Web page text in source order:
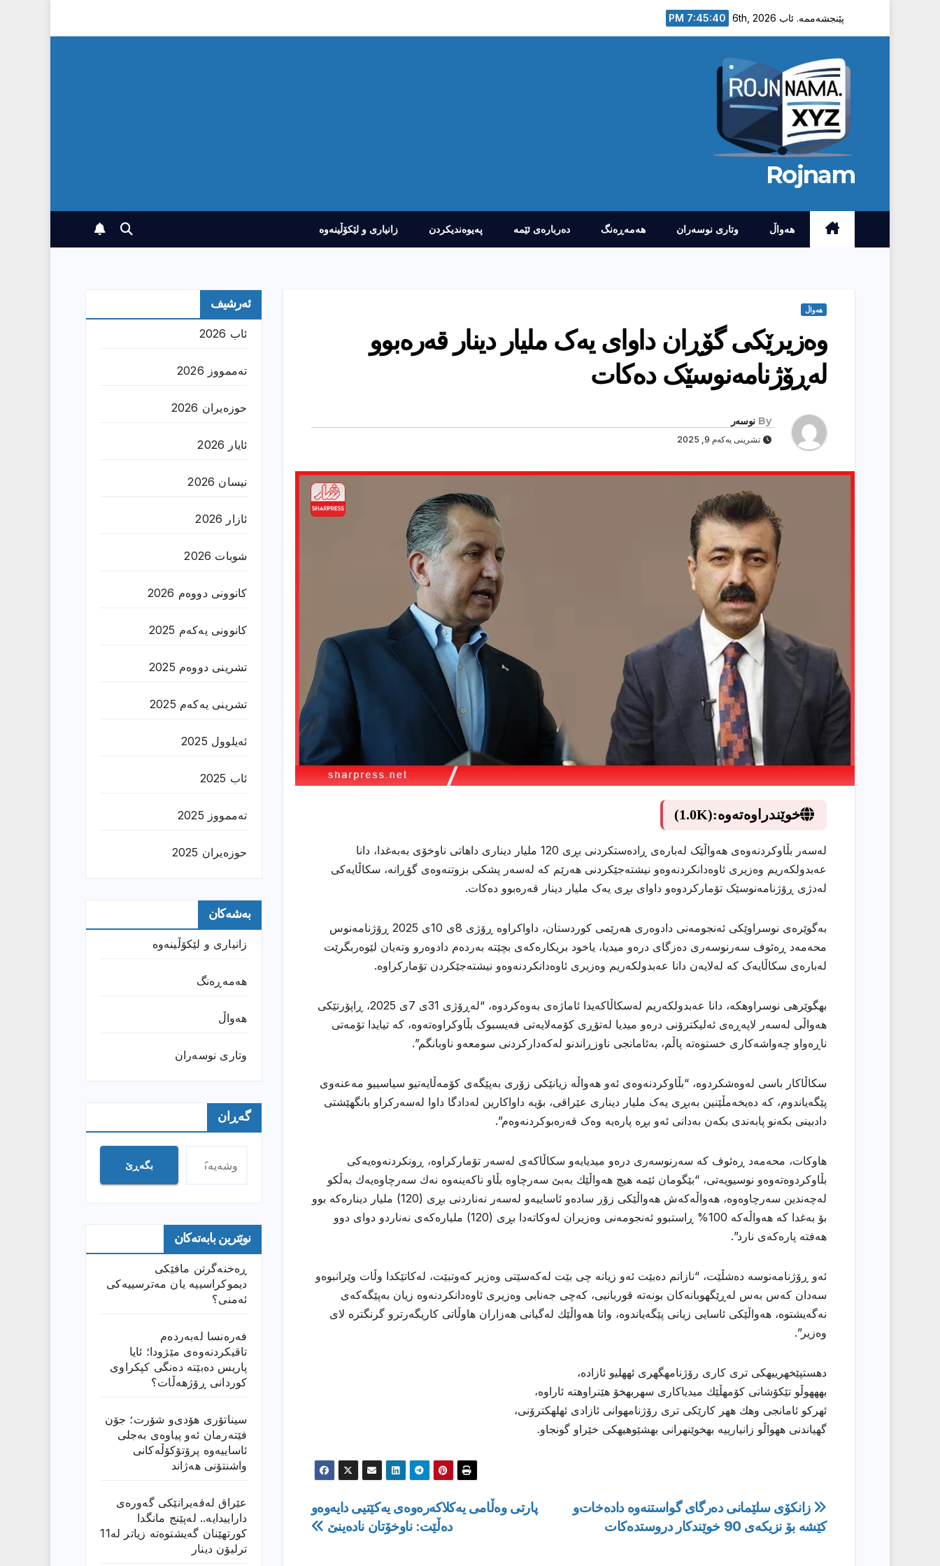
پێنجشەممە. ئاب 6th, 2026 7:45:41 PM
Rojnam
هەواڵ وتارى نوسەران هەمەڕەنگ دەربارەى ئێمە پەیوەندیکردن زانیارى و لێکۆڵینەوە
هەواڵ
وەزیرێکی گۆڕان داوای یەک ملیار دینار قەرەبوو
لەڕۆژنامەنوسێک دەکات
By نوسەر
تشرینی یەکەم 9, 2025
خوێندراوەتەوە:(1.0K)
لەسەر بڵاوکردنەوەی هەواڵێک لەبارەی ڕادەستکردنی بڕی 120 ملیار دیناری داهاتی ناوخۆی بەبەغدا، دانا
عەبدولکەریم وەزیری ئاوەدانکردنەوەو نیشتەجێکردنی هەرێم کە لەسەر پشکی بزوتنەوەی گۆڕانە، سکاڵایەکی
لەدژی ڕۆژنامەنوسێک تۆمارکردوەو داوای بڕی یەک ملیار دینار قەرەبوو دەکات.
بەگوێرەی نوسراوێکی ئەنجومەنی دادوەری هەرێمی کوردستان، داواکراوە ڕۆژی 8ی 10ی 2025 ڕۆژنامەنوس
محەمەد ڕەئوف سەرنوسەری دەزگای درەو میدیا، یاخود بریکارەکەی بچێتە بەردەم دادوەرو وتەیان لێوەربگرێت
لەبارەی سکاڵایەک کە لەلایەن دانا عەبدولکەریم وەزیری ئاوەدانکردنەوەو نیشتەجێکردن تۆمارکراوە.
بهگوێرهى نوسراوهكه، دانا عەبدولکەریم لەسکاڵاکەیدا ئاماژەی بەوەکردوە، “لەڕۆژى 31ى 7ی 2025، ڕاپۆرتێکی
هەواڵی لەسەر لاپەڕەی ئەلیکترۆنی درەو میدیا لەتۆڕی کۆمەلایەتی فەیسبوک بڵاوکراوەتەوە، کە تیایدا تۆمەتی
ناڕەواو چەواشەکاری خستوەتە پاڵم، بەئامانجی ناوزڕاندنو لەکەدارکردنی سومعەو ناوبانگم”.
سکاڵاكار باسی لەوەشکردوە، “بڵاوکردنەوەی ئەو هەواڵە زیانێکی زۆری بەپێگەی کۆمەڵایەتیو سیاسییو مەعنەوی
پێگەیاندوم، کە دەیخەمڵێنین بەبڕی یەک ملیار دیناری عێراقی، بۆیە داواکارین لەدادگا داوا لەسەرکراو بانگهێشتی
دادبینی بکەنو پابەندی بکەن بەدانی ئەو بڕە پارەیە وەک قەرەبوکردنەوەم”.
هاوکات، محەمەد ڕەئوف کە سەرنوسەری درەو میدیایەو سکاڵاکەی لەسەر تۆمارکراوە، ڕونکردنەوەیەکی
بڵاوکردوەتەوەو نوسیویەتی، “بێگومان ئێمە هیچ هەواڵێك بەبێ سەرچاوە بڵاو ناكەینەوە نەك سەرچاوەیەك بەڵكو
لەچەندین سەرچاوەوە، هەواڵەكەش هەواڵێكی زۆر سادەو ئاساییەو لەسەر نەناردنی بڕی (120) ملیار دینارەكە بوو
بۆ بەغدا كە هەواڵەكە 100% ڕاستبوو ئەنجومەنی وەزیران لەوكاتەدا بڕی (120) ملیارەكەی نەناردو دوای دوو
هەفتە پارەكەی نارد”.
ئەو ڕۆژنامەنوسە دەشڵێت، “نازانم دەبێت ئەو زیانە چی بێت لەكەسێتی وەزیر كەوتبێت، لەكاتێكدا وڵات وێرانبوەو
سەدان كەس بەس لەڕێگهوبانەكان بونەتە قوربانیی، كەچی جەنابی وەزیری ئاوەدانكردنەوە زیان بەپێگەكەی
نەگەیشتوە، هەواڵێكی ئاسایی زیانی پێگەیاندوە، واتا هەواڵێك لەگیانی هەزاران هاوڵاتی كاریگەرترو گرنگترە لای
وەزیر”.
دهستپێخهرییهكی تری كاری رۆژنامهگهری ئههلیو ئازاده،
بهههوڵو تێكۆشانی كۆمهڵێك میدیاكاری سهربهخۆ هێنراوهته ئاراوه،
ئهركو ئامانجی وهك ههر كارێكی تری رۆژنامهوانی ئازادی ئهلهكترۆنی،
گهیاندنی ههواڵو زانیارییه بهخوێنهرانی بهشێوهیهكی خێراو گونجاو.
ڕێدۆزیی
بابەت
پارتى وه‌ڵامى یه‌كلاكه‌ره‌وه‌ى یه‌كێتیى دایه‌وه‌و
ده‌ڵێت: ناوخۆتان ناده‌ینێ
زانكۆى سلێمانى ده‌رگاى گواستنه‌وه‌ داده‌خات‌و
كێشه‌ بۆ نزیكه‌ى 90 خوێندكار دروستده‌كات
ئەرشیف
ئاب 2026
تەممووز 2026
حوزه‌یران 2026
ئایار 2026
نیسان 2026
ئازار 2026
شوبات 2026
کانوونی دووەم 2026
کانوونی یەکەم 2025
تشرینی دووەم 2025
تشرینی یەکەم 2025
ئەیلوول 2025
ئاب 2025
تەممووز 2025
حوزه‌یران 2025
بەشەکان
زانیارى و لێکۆڵینەوە
هەمەڕەنگ
هەواڵ
وتارى نوسەران
گەڕان
بگەڕێ
نوێترین بابەتەکان
ڕەخنەگرتن مافێکی
دیموکراسییە یان مەترسییەکی
ئەمنی؟
فەرەنسا لەبەردەم
تاقیکردنەوەی مێژودا؛ ئایا
پاریس دەبێتە دەنگی کپکراوی
کوردانی ڕۆژھەڵات؟
سیناتۆری هۆدی‌و شۆرت؛ جۆن
فێتەرمان ئەو پیاوەی بەجلی
ئاساییەوە پرۆتۆکۆڵەکانی
واشنتۆنی هەژاند
عێراق له‌قه‌یرانێكى گه‌وره‌ى
داراییدایه‌.. له‌پێنج مانگدا
كورتهێنان گه‌یشتوه‌ته‌ زیاتر له‌11
ترلیۆن دینار